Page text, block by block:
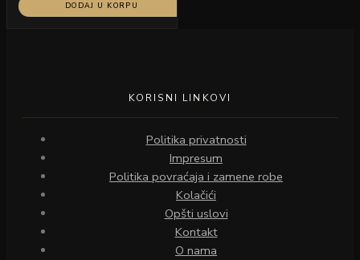
DODAJ U KORPU
KORISNI LINKOVI
Politika privatnosti
Impresum
Politika povraćaja i zamene robe
Kolačići
Opšti uslovi
Kontakt
O nama